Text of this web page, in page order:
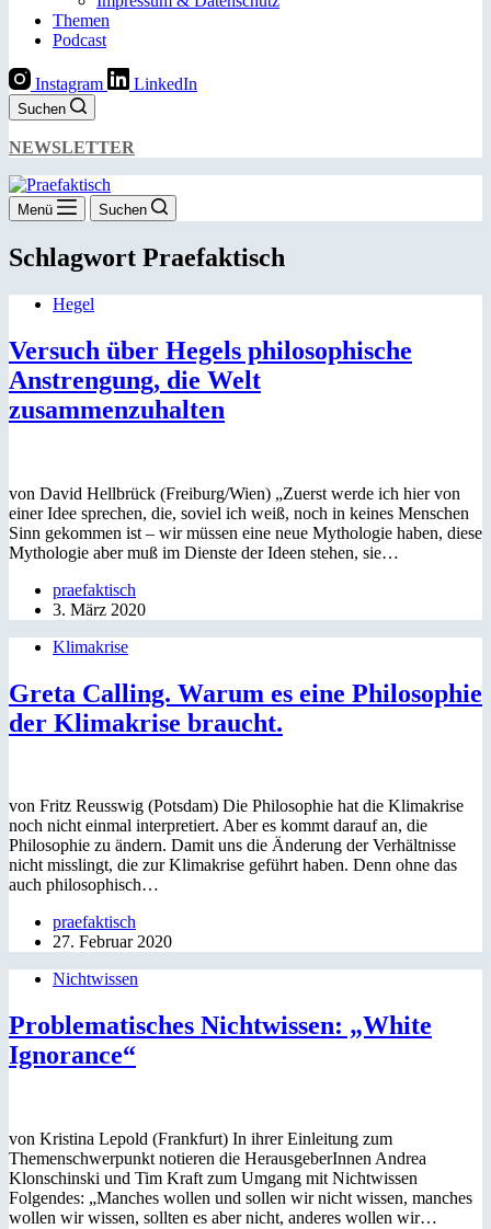
Themen
Podcast
Instagram LinkedIn
Suchen
NEWSLETTER
Menü Suchen
Schlagwort Praefaktisch
Hegel
Versuch über Hegels philosophische
Anstrengung, die Welt
zusammenzuhalten
von David Hellbrück (Freiburg/Wien) „Zuerst werde ich hier von
einer Idee sprechen, die, soviel ich weiß, noch in keines Menschen
Sinn gekommen ist – wir müssen eine neue Mythologie haben, diese
Mythologie aber muß im Dienste der Ideen stehen, sie…
praefaktisch
3. März 2020
Klimakrise
Greta Calling. Warum es eine Philosophie
der Klimakrise braucht.
von Fritz Reusswig (Potsdam) Die Philosophie hat die Klimakrise
noch nicht einmal interpretiert. Aber es kommt darauf an, die
Philosophie zu ändern. Damit uns die Änderung der Verhältnisse
nicht misslingt, die zur Klimakrise geführt haben. Denn ohne das
auch philosophisch…
praefaktisch
27. Februar 2020
Nichtwissen
Problematisches Nichtwissen: „White
Ignorance“
von Kristina Lepold (Frankfurt) In ihrer Einleitung zum
Themenschwerpunkt notieren die HerausgeberInnen Andrea
Klonschinski und Tim Kraft zum Umgang mit Nichtwissen
Folgendes: „Manches wollen und sollen wir nicht wissen, manches
wollen wir wissen, sollten es aber nicht, anderes wollen wir…